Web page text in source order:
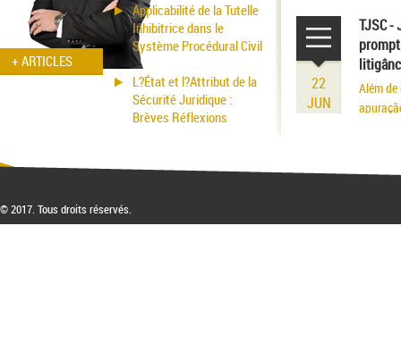
+ ARTICLES
Applicabilité de la Tutelle
Inhibitrice dans le
Système Procédural Civil
L?État et l?Attribut de la
Sécurité Juridique :
Brèves Réflexions
22
JUN
TJSC -
Além
© 2017. Tous droits réservés.